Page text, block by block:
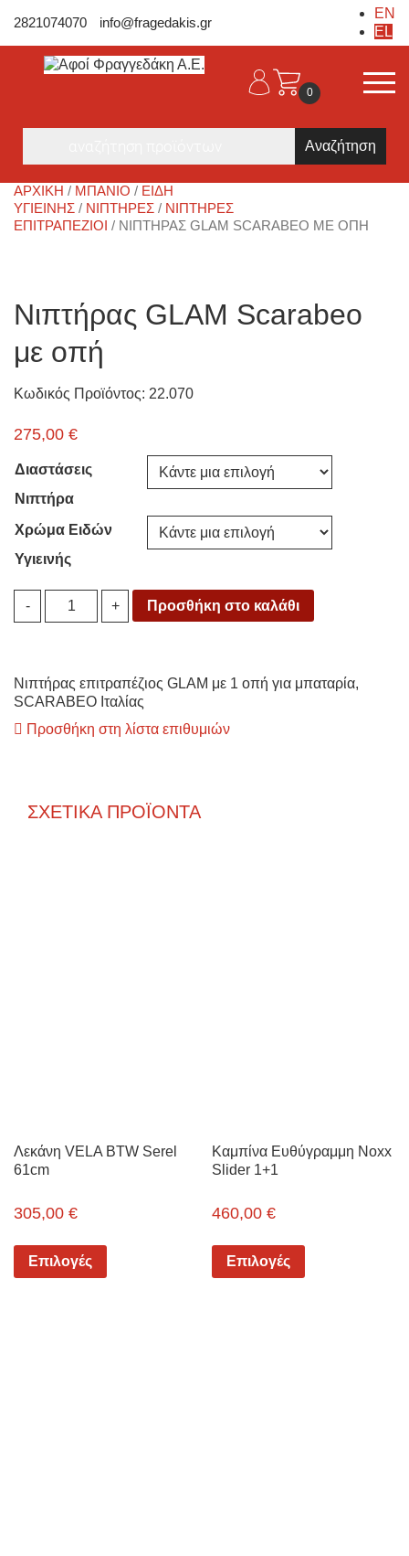
2821074070 info@fragedakis.gr
EN
EL
0
ΑΡΧΙΚΉ / ΜΠΑΝΙΟ / ΕΊΔΗ
ΥΓΙΕΙΝΉΣ / ΝΙΠΤΉΡΕΣ / ΝΙΠΤΉΡΕΣ
ΕΠΙΤΡΑΠΈΖΙΟΙ / ΝΙΠΤΉΡΑΣ GLAM SCARABEO ΜΕ ΟΠΉ
Νιπτήρας GLAM Scarabeo
με οπή
Κωδικός Προϊόντος: 22.070
275,00 €
Διαστάσεις
Νιπτήρα
Χρώμα Ειδών
Υγιεινής
-
Νιπτήρας
GLAM
quantity
+ Προσθήκη στο καλάθι
Νιπτήρας επιτραπέζιος GLAM με 1 οπή για μπαταρία,
SCARABEO Ιταλίας
Προσθήκη στη λίστα επιθυμιών
ΣΧΕΤΙΚΆ ΠΡΟΪΌΝΤΑ
Λεκάνη VELA BTW Serel
61cm
305,00 €
Επιλογές
Καμπίνα Ευθύγραμμη Noxx
Slider 1+1
460,00 €
Επιλογές